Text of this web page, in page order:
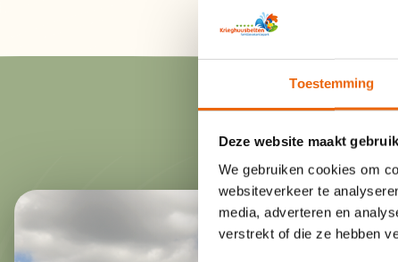
Toestemming
Deze website maakt
We gebruiken cookies om
websiteverkeer te
media, adverteren en
verstrekt of die ze hebben